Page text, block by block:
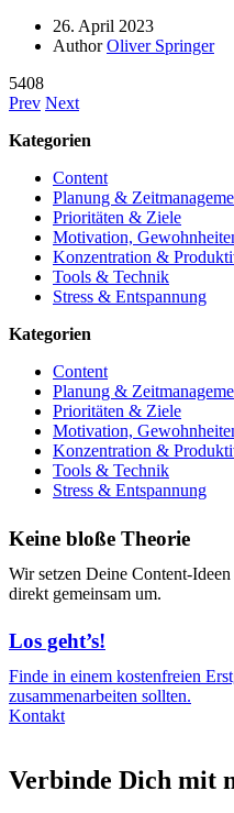
26. April 2023
AuthorOliver Springer
5408
Prev Next
Kategorien
Content
Planung &
Prioritäten & Ziele
Motivation,
Konzentration &
Tools & Technik
Stress & Entspannung
Kategorien
Content
Planung &
Prioritäten & Ziele
Motivation,
Konzentration &
Tools & Technik
Stress & Entspannung
Keine bloße Theorie
Wir setzen Deine Content-Ideen
direkt gemeinsam um.
Los geht’s!
Finde in einem kostenfreien
zusammenarbeiten sollten.
Kontakt
Verbinde Dich mit